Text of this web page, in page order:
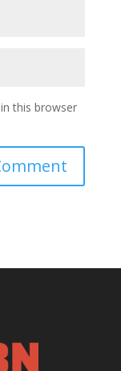
this browser